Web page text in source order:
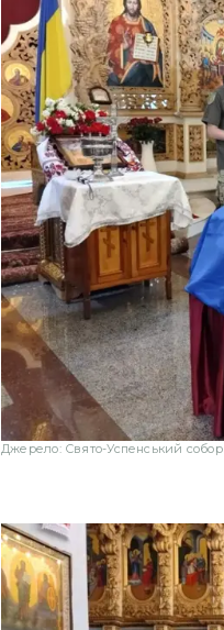
Джерело: Свято-Успенський собор